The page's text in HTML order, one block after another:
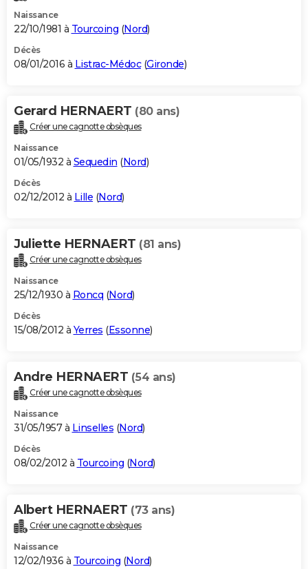
Naissance
22/10/1981 à Tourcoing (Nord)
Décès
08/01/2016 à Listrac-Médoc(Gironde)
Gerard HERNAERT (80 ans)
Créer une cagnotte obsèques
Naissance
01/05/1932 à Sequedin (Nord)
Décès
02/12/2012 à Lille (Nord)
Juliette HERNAERT (81 ans)
Créer une cagnotte obsèques
Naissance
25/12/1930 à Roncq (Nord)
Décès
15/08/2012 à Yerres (Essonne)
Andre HERNAERT (54 ans)
Créer une cagnotte obsèques
Naissance
31/05/1957 à Linselles (Nord)
Décès
08/02/2012 à Tourcoing (Nord)
Albert HERNAERT (73 ans)
Créer une cagnotte obsèques
Naissance
12/02/1936 à Tourcoing (Nord)